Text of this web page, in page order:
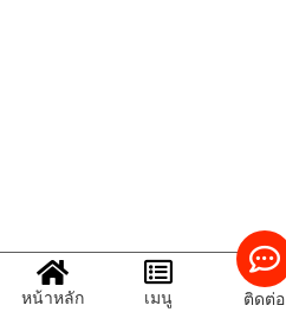
หน้าหลัก เมนู ติดต่อ